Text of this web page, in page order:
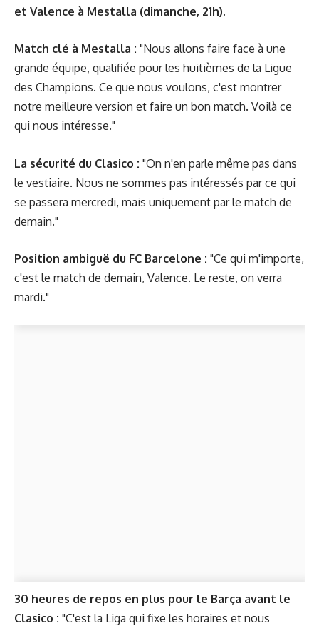
et Valence à Mestalla (dimanche, 21h).
Match clé à Mestalla : "Nous allons faire face à une
grande équipe, qualifiée pour les huitièmes de la Ligue
des Champions. Ce que nous voulons, c'est montrer
notre meilleure version et faire un bon match. Voilà ce
qui nous intéresse."
La sécurité du Clasico : "On n'en parle même pas dans
le vestiaire. Nous ne sommes pas intéressés par ce qui
se passera mercredi, mais uniquement par le match de
demain."
Position ambiguë du FC Barcelone : "Ce qui m'importe,
c'est le match de demain, Valence. Le reste, on verra
mardi."
30 heures de repos en plus pour le Barça avant le
Clasico : "C'est la Liga qui fixe les horaires et nous